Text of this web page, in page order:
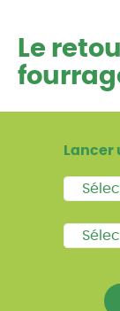
Le
Lancer